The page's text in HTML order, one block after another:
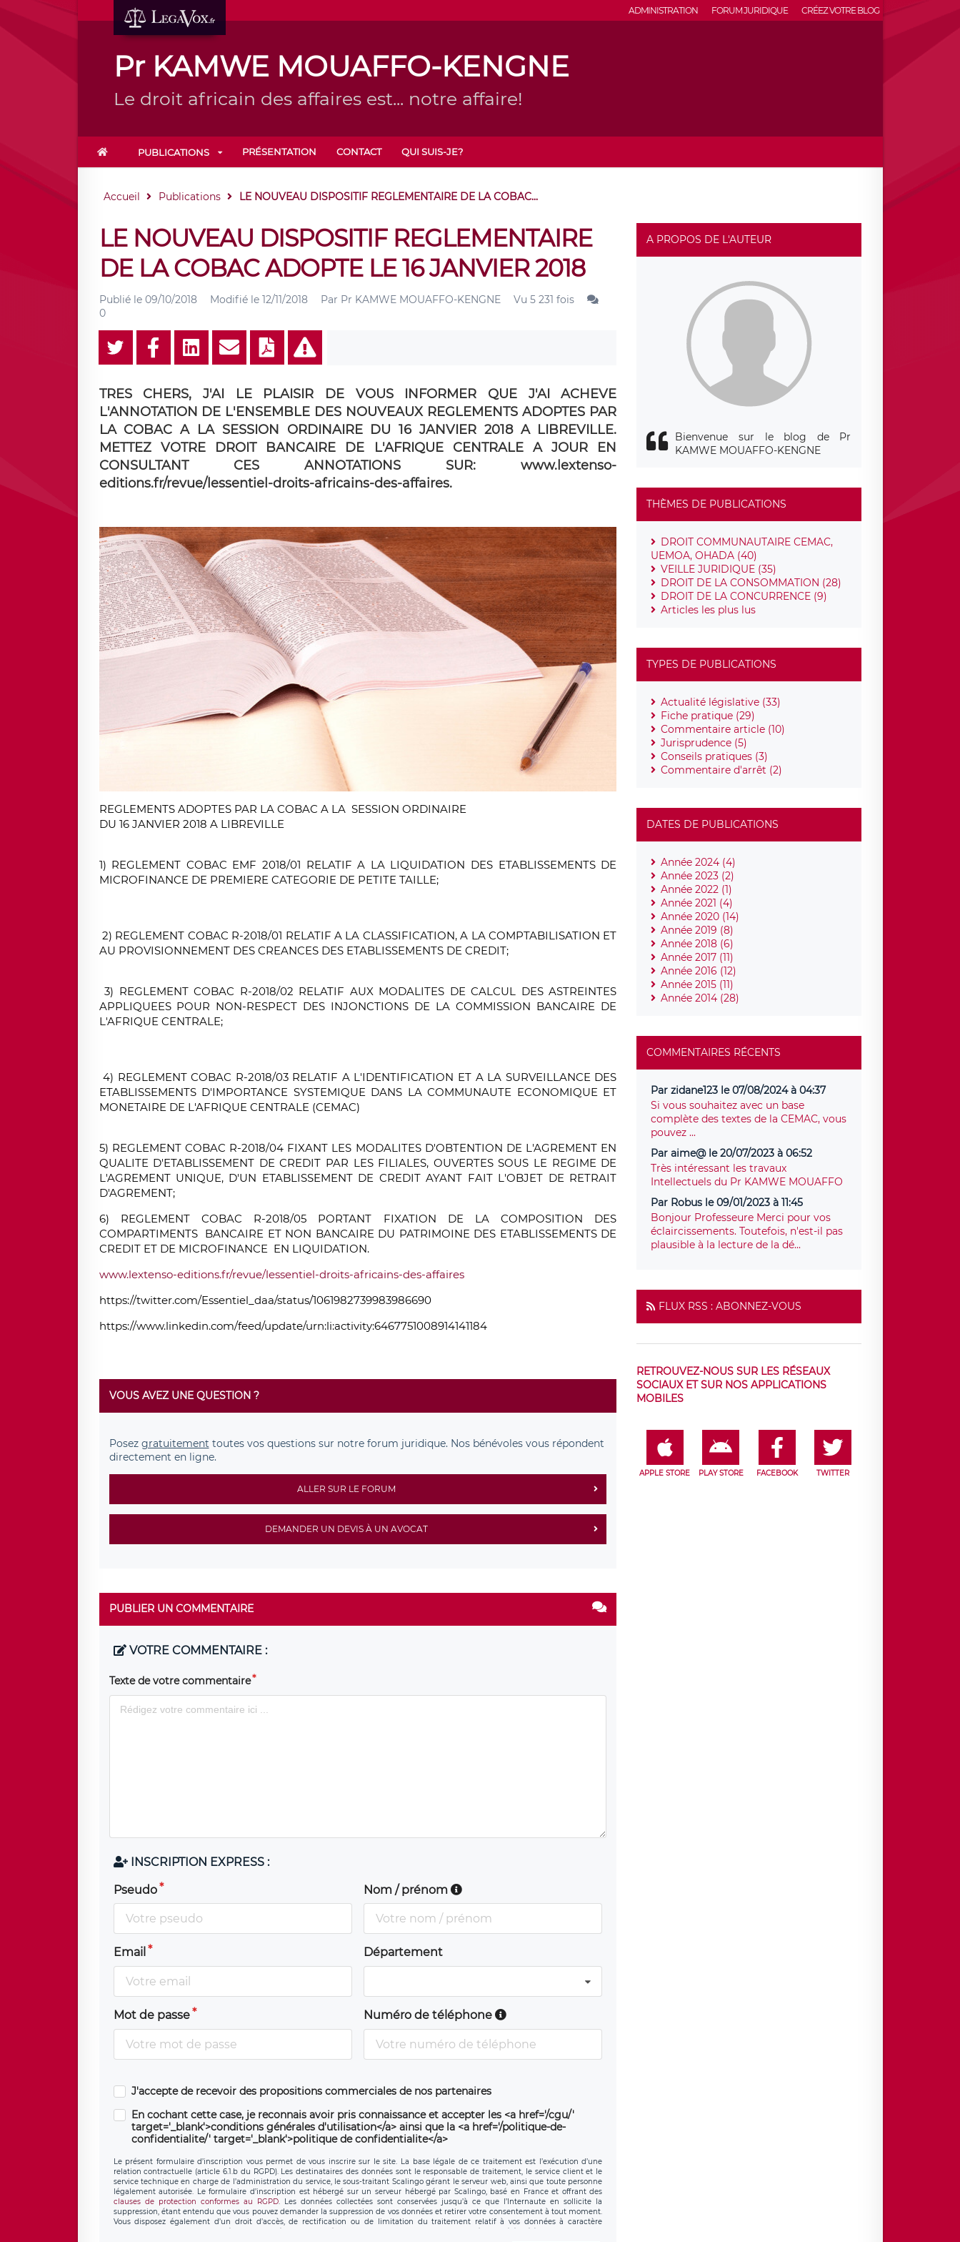
ADMINISTRATION FORUM JURIDIQUE CRÉEZ VOTRE BLOG
Pr KAMWE MOUAFFO-KENGNE
Le droit africain des affaires est... notre affaire!
PUBLICATIONS PRÉSENTATION CONTACT QUI SUIS-JE?
Accueil Publications LE NOUVEAU DISPOSITIF REGLEMENTAIRE DE LA COBAC...
LE NOUVEAU DISPOSITIF REGLEMENTAIRE
DE LA COBAC ADOPTE LE 16 JANVIER 2018
Publié le 09/10/2018 Modifié le 12/11/2018 Par Pr KAMWE MOUAFFO-KENGNE
Vu 5 231 fois
0
TRES CHERS, J'AI LE PLAISIR DE VOUS INFORMER QUE J'AI ACHEVE
L'ANNOTATION DE L'ENSEMBLE DES NOUVEAUX REGLEMENTS ADOPTES PAR
LA COBAC A LA SESSION ORDINAIRE DU 16 JANVIER 2018 A LIBREVILLE.
METTEZ VOTRE DROIT BANCAIRE DE L'AFRIQUE CENTRALE A JOUR EN
CONSULTANT CES ANNOTATIONS SUR: www.lextenso-
editions.fr/revue/lessentiel-droits-africains-des-affaires.
REGLEMENTS ADOPTES PAR LA COBAC A LA SESSION ORDINAIRE
DU 16 JANVIER 2018 A LIBREVILLE
1) REGLEMENT COBAC EMF 2018/01 RELATIF A LA LIQUIDATION DES ETABLISSEMENTS DE
MICROFINANCE DE PREMIERE CATEGORIE DE PETITE TAILLE;
2) REGLEMENT COBAC R-2018/01 RELATIF A LA CLASSIFICATION, A LA COMPTABILISATION ET
AU PROVISIONNEMENT DES CREANCES DES ETABLISSEMENTS DE CREDIT;
3) REGLEMENT COBAC R-2018/02 RELATIF AUX MODALITES DE CALCUL DES ASTREINTES
APPLIQUEES POUR NON-RESPECT DES INJONCTIONS DE LA COMMISSION BANCAIRE DE
L'AFRIQUE CENTRALE;
4) REGLEMENT COBAC R-2018/03 RELATIF A L'IDENTIFICATION ET A LA SURVEILLANCE DES
ETABLISSEMENTS D'IMPORTANCE SYSTEMIQUE DANS LA COMMUNAUTE ECONOMIQUE ET
MONETAIRE DE L'AFRIQUE CENTRALE (CEMAC)
5) REGLEMENT COBAC R-2018/04 FIXANT LES MODALITES D'OBTENTION DE L'AGREMENT EN
QUALITE D'ETABLISSEMENT DE CREDIT PAR LES FILIALES, OUVERTES SOUS LE REGIME DE
L'AGREMENT UNIQUE, D'UN ETABLISSEMENT DE CREDIT AYANT FAIT L'OBJET DE RETRAIT
D'AGREMENT;
6) REGLEMENT COBAC R-2018/05 PORTANT FIXATION DE LA COMPOSITION DES
COMPARTIMENTS BANCAIRE ET NON BANCAIRE DU PATRIMOINE DES ETABLISSEMENTS DE
CREDIT ET DE MICROFINANCE EN LIQUIDATION.
www.lextenso-editions.fr/revue/lessentiel-droits-africains-des-affaires
https://twitter.com/Essentiel_daa/status/1061982739983986690
https://www.linkedin.com/feed/update/urn:li:activity:6467751008914141184
VOUS AVEZ UNE QUESTION ?
Posez gratuitement toutes vos questions sur notre forum juridique. Nos bénévoles vous répondent
directement en ligne.
ALLER SUR LE FORUM
DEMANDER UN DEVIS À UN AVOCAT
PUBLIER UN COMMENTAIRE
VOTRE COMMENTAIRE :
Texte de votre commentaire
INSCRIPTION EXPRESS :
Pseudo Nom / prénom
Email Département
Mot de passe Numéro de téléphone
J'accepte de recevoir des propositions commerciales de nos partenaires
En cochant cette case, je reconnais avoir pris connaissance et accepter les <a href='/cgu/'
target='_blank'>conditions générales d'utilisation</a> ainsi que la <a href='/politique-de-
confidentialite/' target='_blank'>politique de confidentialite</a>
Le présent formulaire d’inscription vous permet de vous inscrire sur le site. La base légale de ce traitement est l’exécution d’une
relation contractuelle (article 6.1.b du RGPD). Les destinataires des données sont le responsable de traitement, le service client et le
service technique en charge de l’administration du service, le sous-traitant Scalingo gérant le serveur web, ainsi que toute personne
légalement autorisée. Le formulaire d’inscription est hébergé sur un serveur hébergé par Scalingo, basé en France et offrant des
clauses de protection conformes au RGPD. Les données collectées sont conservées jusqu’à ce que l’Internaute en sollicite la
suppression, étant entendu que vous pouvez demander la suppression de vos données et retirer votre consentement à tout moment.
Vous disposez également d’un droit d’accès, de rectification ou de limitation du traitement relatif à vos données à caractère
personnel, ainsi que d’un droit à la portabilité de vos données. Vous pouvez exercer ces droits auprès du délégué à la protection des
A PROPOS DE L'AUTEUR
Bienvenue sur le blog de Pr
KAMWE MOUAFFO-KENGNE
THÈMES DE PUBLICATIONS
DROIT COMMUNAUTAIRE CEMAC,
UEMOA, OHADA (40)
VEILLE JURIDIQUE (35)
DROIT DE LA CONSOMMATION (28)
DROIT DE LA CONCURRENCE (9)
Articles les plus lus
TYPES DE PUBLICATIONS
Actualité législative (33)
Fiche pratique (29)
Commentaire article (10)
Jurisprudence (5)
Conseils pratiques (3)
Commentaire d'arrêt (2)
DATES DE PUBLICATIONS
Année 2024 (4)
Année 2023 (2)
Année 2022 (1)
Année 2021 (4)
Année 2020 (14)
Année 2019 (8)
Année 2018 (6)
Année 2017 (11)
Année 2016 (12)
Année 2015 (11)
Année 2014 (28)
COMMENTAIRES RÉCENTS
Par zidane123 le 07/08/2024 à 04:37
Si vous souhaitez avec un base
complète des textes de la CEMAC, vous
pouvez ...
Par aime@ le 20/07/2023 à 06:52
Très intéressant les travaux
Intellectuels du Pr KAMWE MOUAFFO
Par Robus le 09/01/2023 à 11:45
Bonjour Professeure Merci pour vos
éclaircissements. Toutefois, n'est-il pas
plausible à la lecture de la dé...
FLUX RSS : ABONNEZ-VOUS
RETROUVEZ-NOUS SUR LES RÉSEAUX
SOCIAUX ET SUR NOS APPLICATIONS
MOBILES
APPLE STORE PLAY STORE FACEBOOK TWITTER